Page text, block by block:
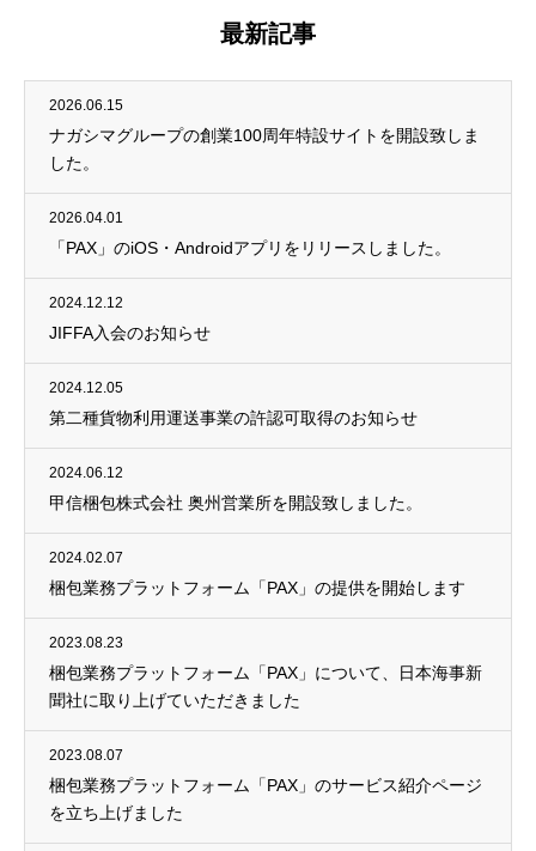
最新記事
2026.06.15
ナガシマグループの創業100周年特設サイトを開設致しま
した。
2026.04.01
「PAX」のiOS・Androidアプリをリリースしました。
2024.12.12
JIFFA入会のお知らせ
2024.12.05
第二種貨物利用運送事業の許認可取得のお知らせ
2024.06.12
甲信梱包株式会社 奥州営業所を開設致しました。
2024.02.07
梱包業務プラットフォーム「PAX」の提供を開始します
2023.08.23
梱包業務プラットフォーム「PAX」について、日本海事新
聞社に取り上げていただきました
2023.08.07
梱包業務プラットフォーム「PAX」のサービス紹介ページ
を立ち上げました